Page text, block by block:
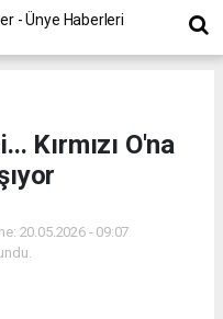
Kırmızı O'na
20.05.2026 - 09:07